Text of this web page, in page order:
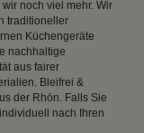
noch viel mehr. Wir
traditioneller
Küchengeräte
nachhaltige
aus fairer
Bleifrei &
der Rhön. Falls Sie
nach Ihren